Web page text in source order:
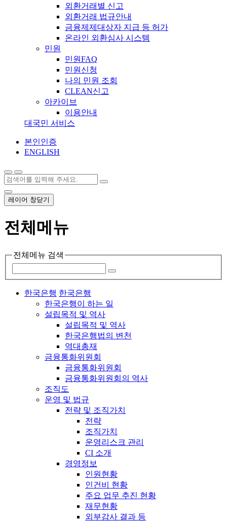
외환거래별 신고
외환거래 법규안내
금융제제대상자 지급 등 허가
온라인 외환심사 시스템
민원
민원FAQ
민원신청
나의 민원 조회
CLEAN신고
아카이브
이용안내
대국민 서비스
본인인증
ENGLISH
레이어 창닫기
전체메뉴
전체메뉴 검색
한국은행 한국은행
한국은행이 하는 일
설립목적 및 역사
설립목적 및 역사
한국은행법의 변천
역대총재
금융통화위원회
금융통화위원회
금융통화위원회의 역사
조직도
운영 및 법규
전략 및 조직가치
전략
조직가치
운영리스크 관리
CI 소개
경영정보
인원현황
인건비 현황
주요 업무 추진 현황
재무현황
외부감사 결과 등